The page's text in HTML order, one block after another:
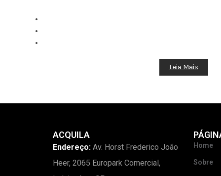
Leia Mais
ACQUILA
Endereço: Av. Horst Frederico João
Heer, 2065 Europark Comercial,
Home
Sobre